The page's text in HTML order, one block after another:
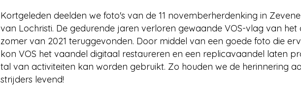
Kortgeleden deelden we foto's van de 11 novemberherdenking in
van Lochristi. De gedurende jaren verloren gewaande VOS-vlag van
zomer van 2021 teruggevonden. Door middel van een goede foto die
kon VOS het vaandel digitaal restaureren en een replicavaandel laten
tal van activiteiten kan worden gebruikt. Zo houden we de herinnering
strijders levend!